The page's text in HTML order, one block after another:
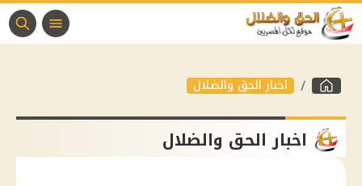
اخبار الحق والضلال
اخبار الحق والضلال